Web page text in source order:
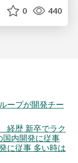
0 440
ープが開発チー
経歴 新卒でラク
国内開発に従事
に従事 多い時は